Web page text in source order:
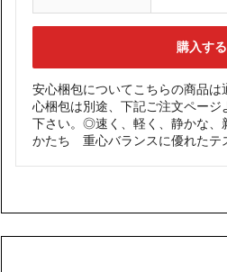
購入する
安心梱包についてこちらの商品
心梱包は別途、下記ご注文ページ
下さい。◎速く、軽く、静かな、
かたち 重心バランスに優れたテ